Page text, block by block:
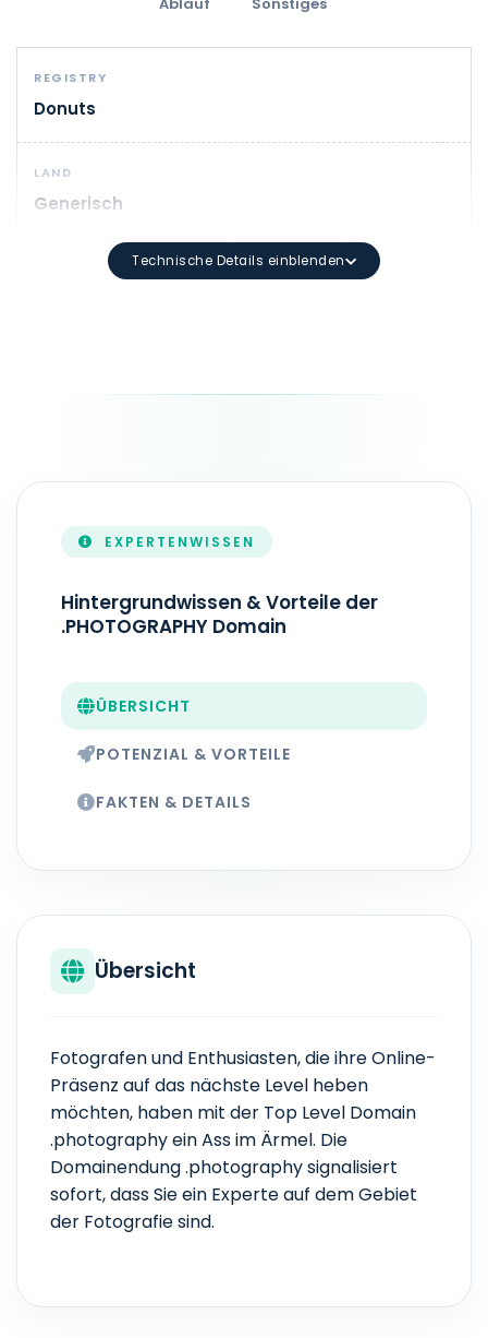
REGISTRY
Donuts
LAND
Generisch
MIN. LÄNGE
Mindestlänge: 3 Zeichen Maximale Länge: 63
1 - 10 Jahr(e)
ZONEFILE-AKTUALISIERUNG
Technische Details einblenden
EXPERTENWISSEN
Hintergrundwissen & Vorteile der
.PHOTOGRAPHY Domain
ÜBERSICHT
POTENZIAL & VORTEILE
FAKTEN & DETAILS
Übersicht
Fotografen und Enthusiasten, die ihre Online-
Präsenz auf das nächste Level heben
möchten, haben mit der Top Level Domain
.photography ein Ass im Ärmel. Die
Domainendung .photography signalisiert
sofort, dass Sie ein Experte auf dem Gebiet
der Fotografie sind.